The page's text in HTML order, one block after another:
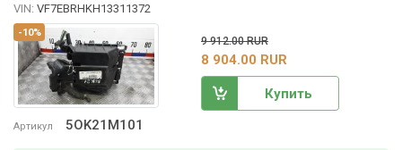
-10%
Артикул 5OK21M101
VIN: VF7EBRHKH13311372
9 912.00 RUR
8 904.00 RUR
Купить